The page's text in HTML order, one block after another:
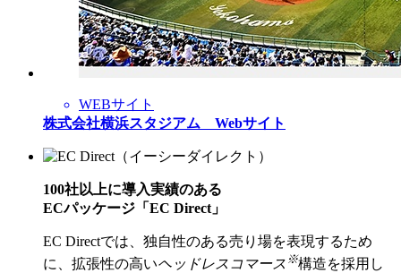
WEBサイト
株式会社横浜スタジアム Webサイト
100社以上に導入実績のある
ECパッケージ「EC Direct」
EC Directでは、独自性のある売り場を表現するため
に、拡張性の高いヘッドレスコマース ※構造を採用し